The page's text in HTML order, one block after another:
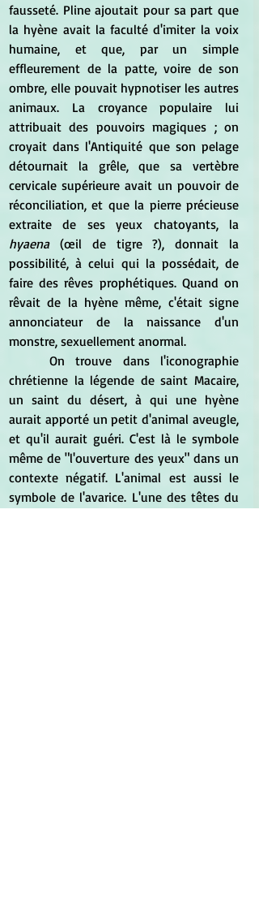
fausseté. Pline ajoutait pour sa part que
la hyène avait la faculté d'imiter la voix
humaine, et que, par un simple
effleurement de la patte, voire de son
ombre, elle pouvait hypnotiser les autres
animaux. La croyance populaire lui
attribuait des pouvoirs magiques ; on
croyait dans l'Antiquité que son pelage
détournait la grêle, que sa vertèbre
cervicale supérieure avait un pouvoir de
réconciliation, et que la pierre précieuse
hyaena (œil de tigre ?), donnait la
possibilité, à celui qui la possédait, de
faire des rêves prophétiques. Quand on
rêvait de la hyène même, c'était signe
annonciateur de la naissance d'un
monstre, sexuellement anormal.
chrétienne la légende de saint Macaire,
un saint du désert, à qui une hyène
aurait apporté un petit d'animal aveugle,
et qu'il aurait guéri. C'est là le symbole
même de "l'ouverture des yeux" dans un
contexte négatif. L'animal est aussi le
symbole de l'avarice. L'une des têtes du